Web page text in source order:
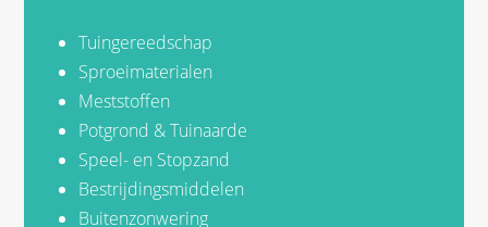
Tuingereedschap
Sproeimaterialen
Meststoffen
Potgrond & Tuinaarde
Speel- en Stopzand
Bestrijdingsmiddelen
Buitenzonwering